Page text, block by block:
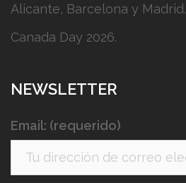
Alicante, Barcelona y Madrid.
Canada Day 2026.
NEWSLETTER
Email: (requerido)